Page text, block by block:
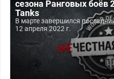
сезона Ранговых боёв
Tanks
В марте завершился
12 апреля 2022 г.